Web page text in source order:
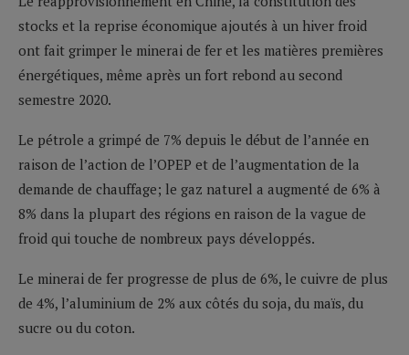
stocks et la reprise économique ajoutés à un hiver froid
ont fait grimper le minerai de fer et les matières premières
énergétiques, même après un fort rebond au second
semestre 2020.
Le pétrole a grimpé de 7% depuis le début de l’année en
raison de l’action de l’OPEP et de l’augmentation de la
demande de chauffage; le gaz naturel a augmenté de 6% à
8% dans la plupart des régions en raison de la vague de
froid qui touche de nombreux pays développés.
Le minerai de fer progresse de plus de 6%, le cuivre de plus
de 4%, l’aluminium de 2% aux côtés du soja, du maïs, du
sucre ou du coton.